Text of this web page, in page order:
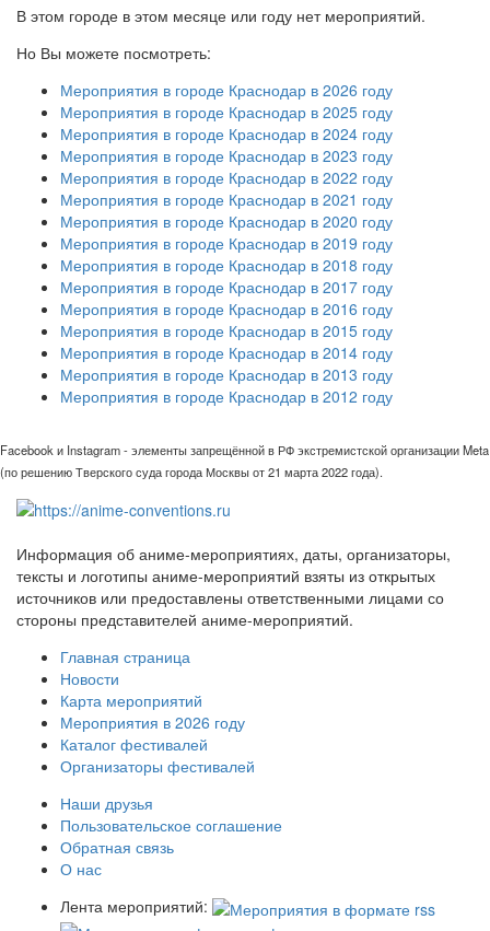
В этом городе в этом месяце или году нет мероприятий.
Но Вы можете посмотреть:
Мероприятия в городе Краснодар в 2026 году
Мероприятия в городе Краснодар в 2025 году
Мероприятия в городе Краснодар в 2024 году
Мероприятия в городе Краснодар в 2023 году
Мероприятия в городе Краснодар в 2022 году
Мероприятия в городе Краснодар в 2021 году
Мероприятия в городе Краснодар в 2020 году
Мероприятия в городе Краснодар в 2019 году
Мероприятия в городе Краснодар в 2018 году
Мероприятия в городе Краснодар в 2017 году
Мероприятия в городе Краснодар в 2016 году
Мероприятия в городе Краснодар в 2015 году
Мероприятия в городе Краснодар в 2014 году
Мероприятия в городе Краснодар в 2013 году
Мероприятия в городе Краснодар в 2012 году
Facebook и Instagram - элементы запрещённой в РФ экстремистской организации Meta
(по решению Тверского суда города Москвы от 21 марта 2022 года).
Информация об аниме-мероприятиях, даты, организаторы,
тексты и логотипы аниме-мероприятий взяты из открытых
источников или предоставлены ответственными лицами со
стороны представителей аниме-мероприятий.
Главная страница
Новости
Карта мероприятий
Мероприятия в 2026 году
Каталог фестивалей
Организаторы фестивалей
Наши друзья
Пользовательское соглашение
Обратная связь
О нас
Лента мероприятий: